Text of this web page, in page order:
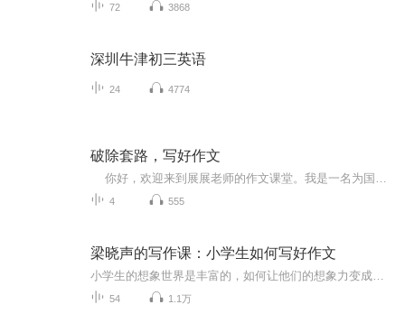
72 3868
深圳牛津初三英语
24 4774
破除套路，写好作文
4 555
梁晓声的写作课：小学生如何写好作文
54 1.1万